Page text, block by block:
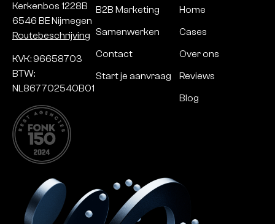
Home
Cases
Over ons
Reviews
Blog
B2B Marketing
Samenwerken
Contact
Start je aanvraag
Kerkenbos 1228B
6546 BE Nijmegen
Routebeschrijving
KVK: 96658703
BTW:
NL867702540B01